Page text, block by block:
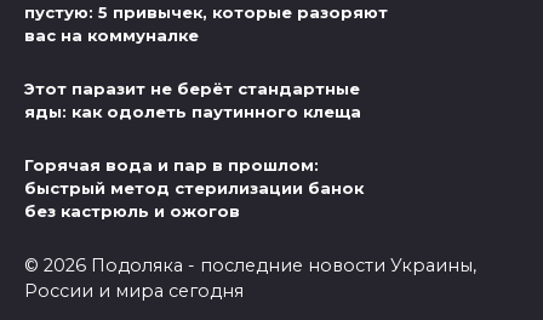
пустую: 5 привычек, которые разоряют
вас на коммуналке
Этот паразит не берёт стандартные
яды: как одолеть паутинного клеща
Горячая вода и пар в прошлом:
быстрый метод стерилизации банок
без кастрюль и ожогов
© 2026 Подоляка - последние новости Украины,
России и мира сегодня